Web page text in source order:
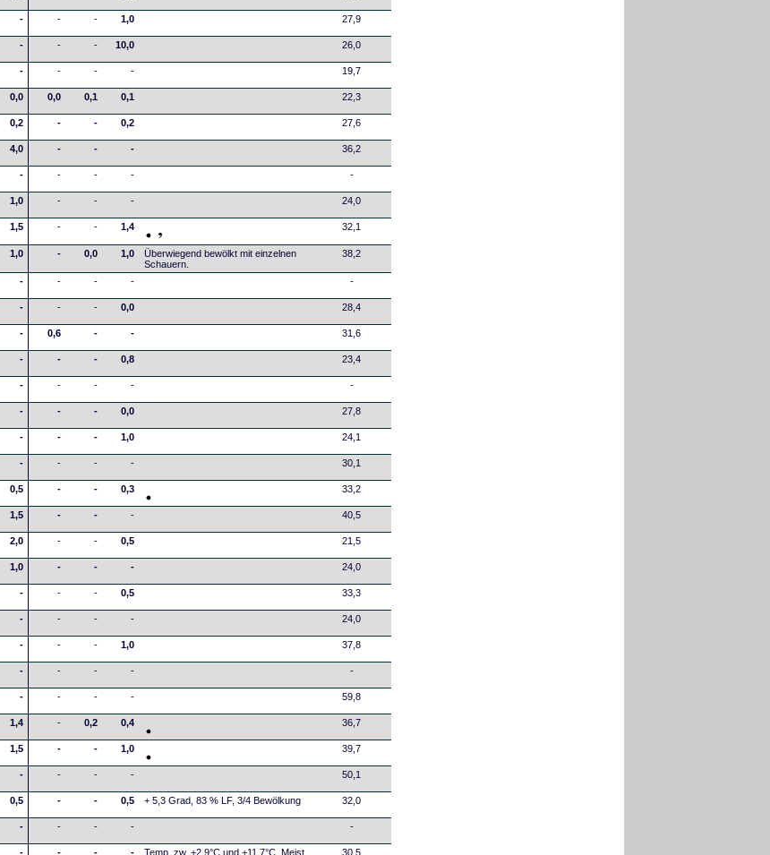
- - - 1,0 27,9
- - - 10,0 26,0
- - - - 19,7
0,0 0,0 0,1 0,1 22,3
0,2 - - 0,2 27,6
4,0 - - - 36,2
- - - - -
1,0 - - - 24,0
1,5 - - 1,4 32,1
1,0 - 0,0 1,0
Überwiegend bewölkt mit einzelnen
Schauern.
38,2
- - - - -
- - - 0,0 28,4
- 0,6 - - 31,6
- - - 0,8 23,4
- - - - -
- - - 0,0 27,8
- - - 1,0 24,1
- - - - 30,1
0,5 - - 0,3 33,2
1,5 - - - 40,5
2,0 - - 0,5 21,5
1,0 - - - 24,0
- - - 0,5 33,3
- - - - 24,0
- - - 1,0 37,8
- - - - -
- - - - 59,8
1,4 - 0,2 0,4 36,7
1,5 - - 1,0 39,7
- - - - 50,1
0,5 - - 0,5 + 5,3 Grad, 83 % LF, 3/4 Bewölkung 32,0
- - - - -
- - - - Temp. zw. +2,9°C und +11,7°C. Meist 30,5